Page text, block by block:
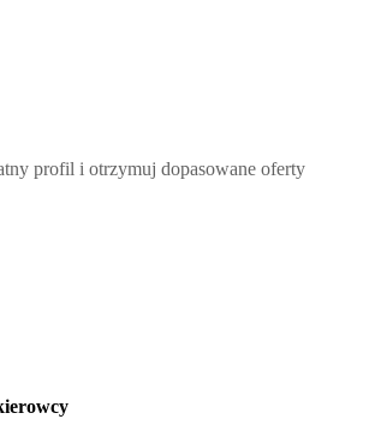
profil i otrzymuj dopasowane oferty